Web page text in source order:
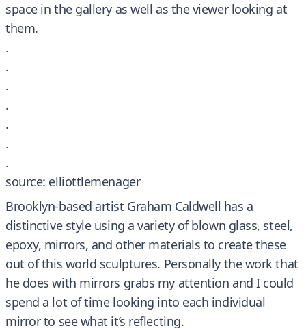
space in the gallery as well as the viewer looking at
them.
.
.
.
.
.
.
.
source: elliottlemenager
Brooklyn-based artist Graham Caldwell has a
distinctive style using a variety of blown glass, steel,
epoxy, mirrors, and other materials to create these
out of this world sculptures. Personally the work that
he does with mirrors grabs my attention and I could
spend a lot of time looking into each individual
mirror to see what it’s reflecting.